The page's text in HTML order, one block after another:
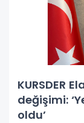
KURSDER
değişimi:
oldu’